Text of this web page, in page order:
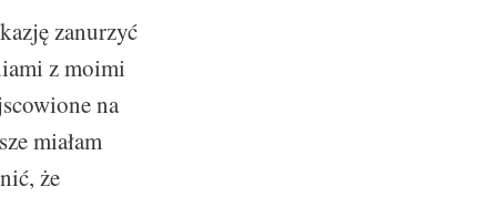
zanurzyć
z moimi
na
miałam
że